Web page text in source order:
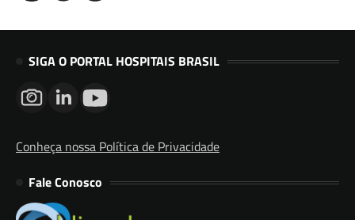
SIGA O PORTAL HOSPITAIS BRASIL
Conheça nossa Política de Privacidade
Fale Conosco